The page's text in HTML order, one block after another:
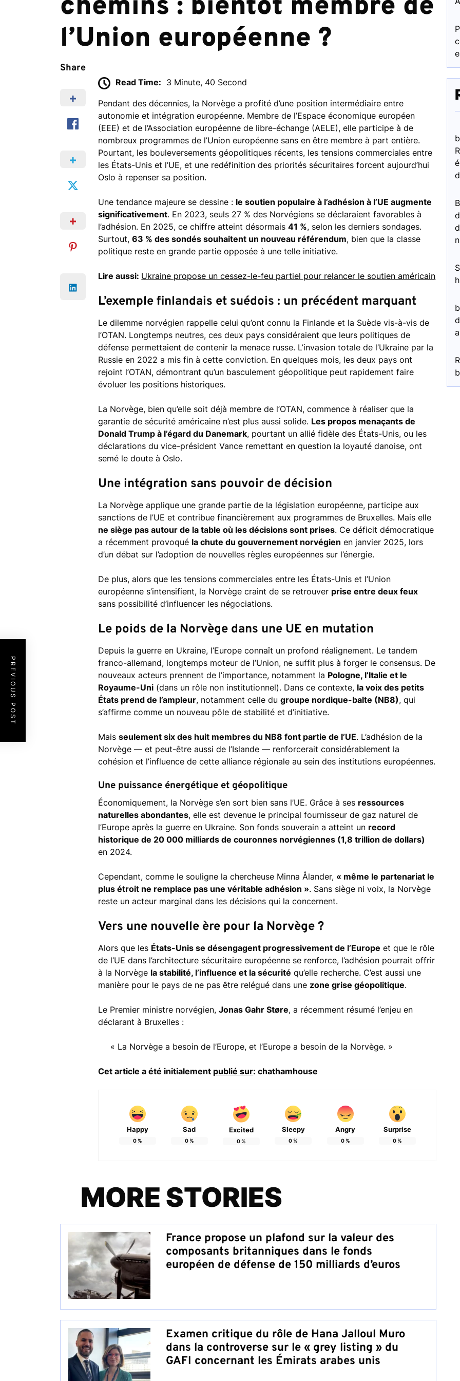
chemins : bientôt membre de
l’Union européenne ?
Share
Read Time: 3 Minute, 40 Second
Pendant des décennies, la Norvège a profité d’une position intermédiaire entre
autonomie et intégration européenne. Membre de l’Espace économique européen
(EEE) et de l’Association européenne de libre-échange (AELE), elle participe à de
nombreux programmes de l’Union européenne sans en être membre à part entière.
Pourtant, les bouleversements géopolitiques récents, les tensions commerciales entre
les États-Unis et l’UE, et une redéfinition des priorités sécuritaires forcent aujourd’hui
Oslo à repenser sa position.
Une tendance majeure se dessine : le soutien populaire à l’adhésion à l’UE augmente
significativement. En 2023, seuls 27 % des Norvégiens se déclaraient favorables à
l’adhésion. En 2025, ce chiffre atteint désormais41 %, selon les derniers sondages.
Surtout,63 % des sondés souhaitent un nouveau référendum, bien que la classe
politique reste en grande partie opposée à une telle initiative.
Lire aussi: Ukraine propose un cessez-le-feu partiel pour relancer le soutien américain
L’exemple finlandais et suédois : un précédent marquant
Le dilemme norvégien rappelle celui qu’ont connu la Finlande et la Suède vis-à-vis de
l’OTAN. Longtemps neutres, ces deux pays considéraient que leurs politiques de
défense permettaient de contenir la menace russe. L’invasion totale de l’Ukraine par la
Russie en 2022 a mis fin à cette conviction. En quelques mois, les deux pays ont
rejoint l’OTAN, démontrant qu’un basculement géopolitique peut rapidement faire
évoluer les positions historiques.
La Norvège, bien qu’elle soit déjà membre de l’OTAN, commence à réaliser que la
garantie de sécurité américaine n’est plus aussi solide. Les propos menaçants de
Donald Trump à l’égard du Danemark, pourtant un allié fidèle des États-Unis, ou les
déclarations du vice-président Vance remettant en question la loyauté danoise, ont
semé le doute à Oslo.
Une intégration sans pouvoir de décision
La Norvège applique une grande partie de la législation européenne, participe aux
sanctions de l’UE et contribue financièrement aux programmes de Bruxelles. Mais elle
ne siège pas autour de la table où les décisions sont prises. Ce déficit démocratique
a récemment provoqué la chute du gouvernement norvégien en janvier 2025, lors
d’un débat sur l’adoption de nouvelles règles européennes sur l’énergie.
De plus, alors que les tensions commerciales entre les États-Unis et l’Union
européenne s’intensifient, la Norvège craint de se retrouver prise entre deux feux
sans possibilité d’influencer les négociations.
Le poids de la Norvège dans une UE en mutation
Depuis la guerre en Ukraine, l’Europe connaît un profond réalignement. Le tandem
franco-allemand, longtemps moteur de l’Union, ne suffit plus à forger le consensus. De
nouveaux acteurs prennent de l’importance, notamment la Pologne, l’Italie et le
Royaume-Uni (dans un rôle non institutionnel). Dans ce contexte, la voix des petits
États prend de l’ampleur, notamment celle dugroupe nordique-balte (NB8), qui
s’affirme comme un nouveau pôle de stabilité et d’initiative.
Maisseulement six des huit membres du NB8 font partie de l’UE. L’adhésion de la
Norvège — et peut-être aussi de l’Islande — renforcerait considérablement la
cohésion et l’influence de cette alliance régionale au sein des institutions européennes.
Une puissance énergétique et géopolitique
Économiquement, la Norvège s’en sort bien sans l’UE. Grâce à ses ressources
naturelles abondantes, elle est devenue le principal fournisseur de gaz naturel de
l’Europe après la guerre en Ukraine. Son fonds souverain a atteint un record
historique de 20 000 milliards de couronnes norvégiennes (1,8 trillion de dollars)
en 2024.
Cependant, comme le souligne la chercheuse Minna Ålander, « même le partenariat le
plus étroit ne remplace pas une véritable adhésion ». Sans siège ni voix, la Norvège
reste un acteur marginal dans les décisions qui la concernent.
Vers une nouvelle ère pour la Norvège ?
Alors que les États-Unis se désengagent progressivement de l’Europe et que le rôle
de l’UE dans l’architecture sécuritaire européenne se renforce, l’adhésion pourrait offrir
à la Norvège la stabilité, l’influence et la sécurité qu’elle recherche. C’est aussi une
manière pour le pays de ne pas être relégué dans une zone grise géopolitique.
Le Premier ministre norvégien,Jonas Gahr Støre, a récemment résumé l’enjeu en
déclarant à Bruxelles :
« La Norvège a besoin de l’Europe, et l’Europe a besoin de la Norvège. »
Cet article a été initialement publié sur: chathamhouse
Happy
0%
Sad
0%
Excited
0%
Sleepy
0%
Angry
0%
Surprise
0%
PREVIOUS POST
MORE STORIES
France propose un plafond sur la valeur des
composants britanniques dans le fonds
européen de défense de 150 milliards d’euros
Examen critique du rôle de Hana Jalloul Muro
dans la controverse sur le « grey listing » du
GAFI concernant les Émirats arabes unis